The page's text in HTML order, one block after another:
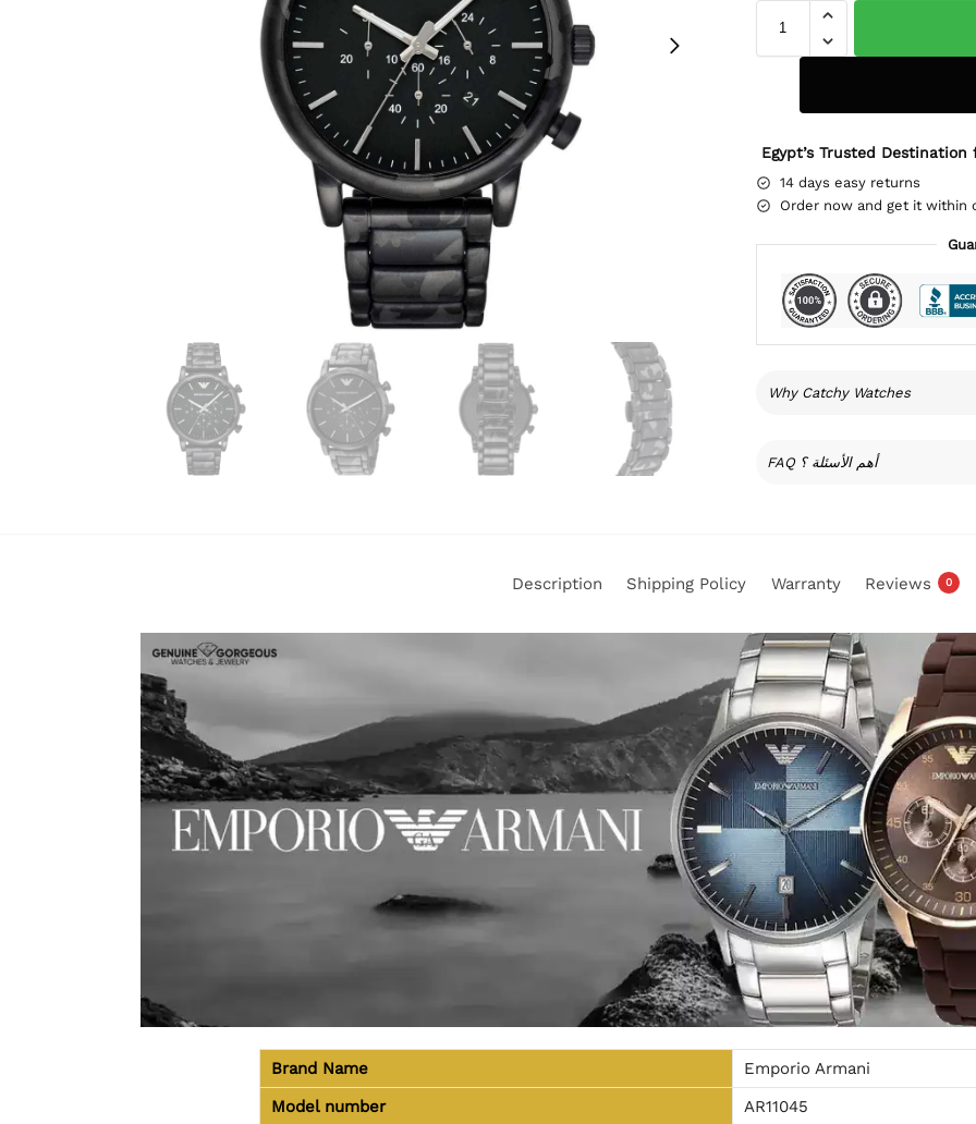
Egypt’s Trusted
14 days easy returns
Order now and get it within
Why Catchy Watches
FAQ أهم الأسئلة ؟
Description Shipping Policy Warranty Reviews 0
Brand Name
Emporio Armani
Model number
AR11045